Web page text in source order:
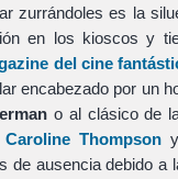
zurrándoles es la
en los kioscos y
del cine
encabezado por un
o al clásico de
Caroline Thompson
de ausencia debido